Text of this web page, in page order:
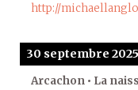
http://
30 septembre 2025
Arcachon • La